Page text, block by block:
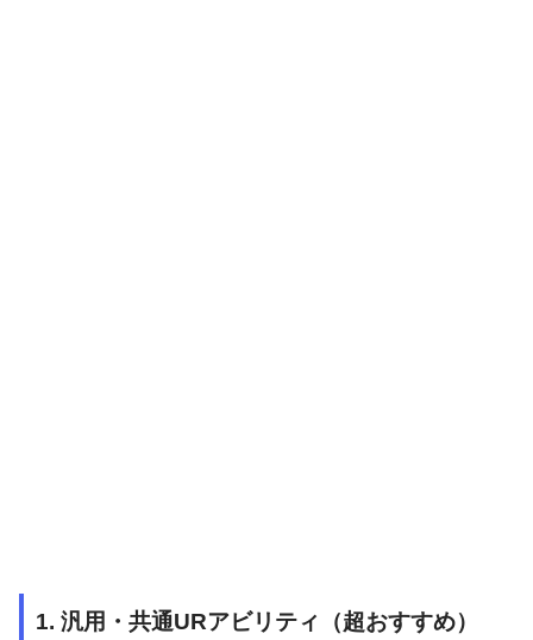
1. 汎用・共通URアビリティ（超おすすめ）